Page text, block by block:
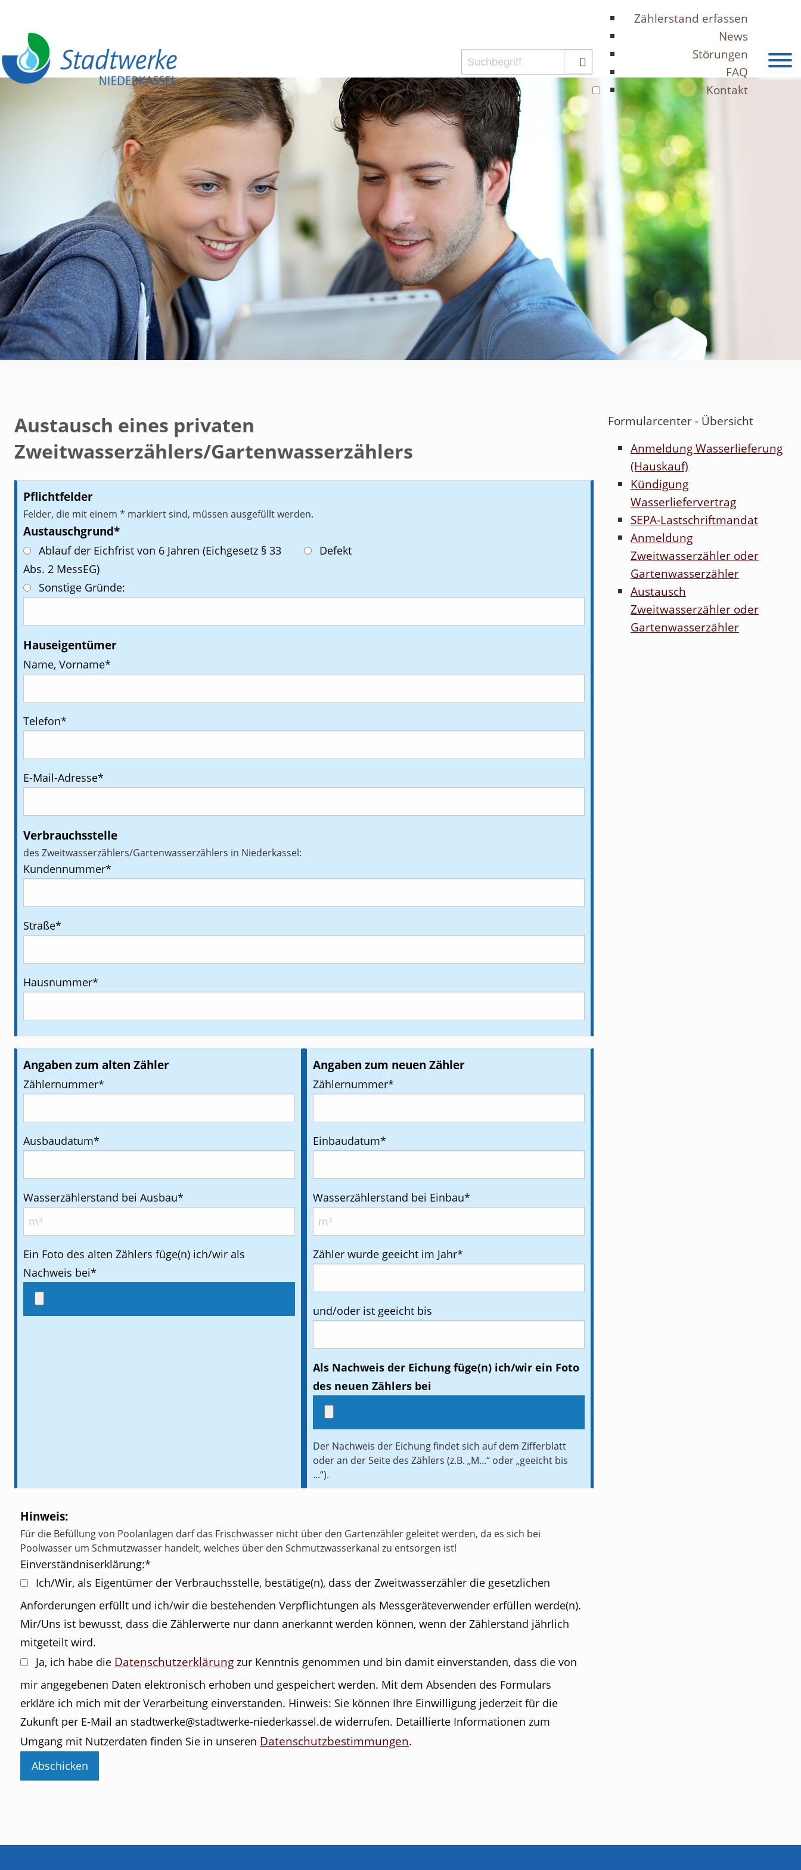
Zählerstand erfassen
News
Störungen
FAQ
Kontakt
Austausch eines privaten
Zweitwasserzählers/Gartenwasserzählers
Pflichtfelder
Felder, die mit einem * markiert sind, müssen ausgefüllt werden.
Austauschgrund*
Abs. 2 MessEG)
Defekt
Sonstige Gründe:
Hauseigentümer
Name, Vorname*
Telefon*
E-Mail-Adresse*
Verbrauchsstelle
des Zweitwasserzählers/Gartenwasserzählers in Niederkassel:
Kundennummer*
Straße*
Hausnummer*
Angaben zum alten Zähler
Zählernummer*
Ausbaudatum*
Wasserzählerstand bei Ausbau*
Ein Foto des alten Zählers füge(n) ich/wir als
Nachweis bei*
Angaben zum neuen Zähler
Zählernummer*
Einbaudatum*
Wasserzählerstand bei Einbau*
Zähler wurde geeicht im Jahr*
und/oder ist geeicht bis
Als Nachweis der Eichung füge(n) ich/wir ein Foto
des neuen Zählers bei
Der Nachweis der Eichung findet sich auf dem Zifferblatt
oder an der Seite des Zählers (z.B. „M...“ oder „geeicht bis
...“).
Hinweis:
Für die Befüllung von Poolanlagen darf das Frischwasser nicht über den Gartenzähler geleitet werden, da es sich bei
Poolwasser um Schmutzwasser handelt, welches über den Schmutzwasserkanal zu entsorgen ist!
Einverständniserklärung:*
Anforderungen erfüllt und ich/wir die bestehenden Verpflichtungen als Messgeräteverwender erfüllen werde(n).
Mir/Uns ist bewusst, dass die Zählerwerte nur dann anerkannt werden können, wenn der Zählerstand jährlich
mitgeteilt wird.
Ja, ich habe die Datenschutzerklärung zur Kenntnis genommen und bin damit einverstanden, dass die von
mir angegebenen Daten elektronisch erhoben und gespeichert werden. Mit dem Absenden des Formulars
erkläre ich mich mit der Verarbeitung einverstanden. Hinweis: Sie können Ihre Einwilligung jederzeit für die
Zukunft per E-Mail an stadtwerke@stadtwerke-niederkassel.de widerrufen. Detaillierte Informationen zum
Umgang mit Nutzerdaten finden Sie in unseren Datenschutzbestimmungen.
Formularcenter - Übersicht
Anmeldung Wasserlieferung
(Hauskauf)
Kündigung
Wasserliefervertrag
SEPA-Lastschriftmandat
Anmeldung
Zweitwasserzähler oder
Gartenwasserzähler
Austausch
Zweitwasserzähler oder
Gartenwasserzähler